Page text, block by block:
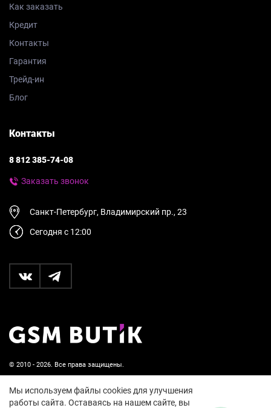
© 2010 - 2026. Все права защищены.
Пользовательское соглашение и политика
конфиденциальности
Как заказать
Кредит
Контакты
Гарантия
Трейд-ин
Блог
Контакты
8 812 385-74-08
Заказать звонок
Санкт-Петербург, Владимирский пр., 23
Сегодня с 12:00
Мы используем файлы cookies для улучшения
работы сайта. Оставаясь на нашем сайте, вы